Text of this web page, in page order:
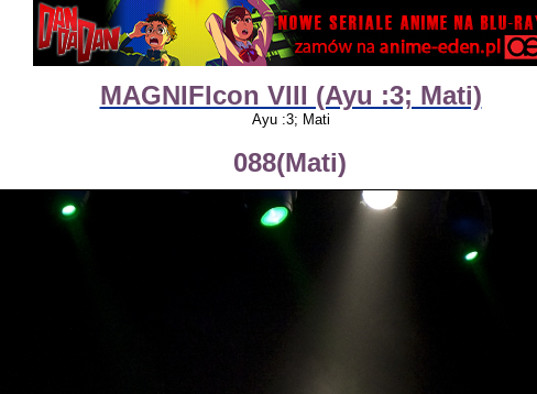
MAGNIFIcon VIII (Ayu :3; Mati)
Ayu :3; Mati
088(Mati)